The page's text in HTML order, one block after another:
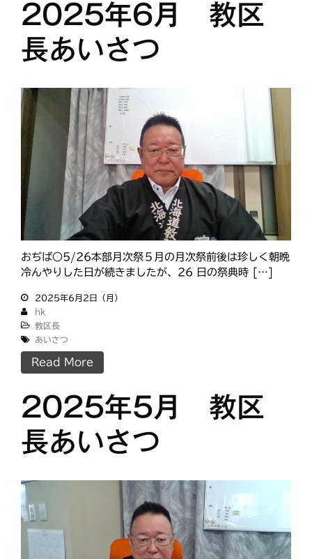
2025年6月 教区
長あいさつ
おぢば○5/26本部月次祭５月の月次祭前後は珍しく朝晩
冷んやりした日が続きましたが、26 日の祭典時 […]
2025年6月2日（月）
hk
教区長
あいさつ
Read More
2025年5月 教区
長あいさつ